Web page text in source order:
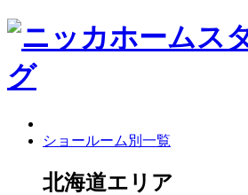
ショールーム別一覧
北海道エリア